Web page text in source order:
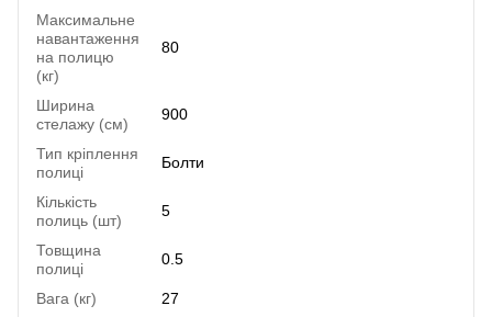
Максимальне
навантаження
на полицю
(кг)
80
Ширина
стелажу (см)
900
Тип кріплення
полиці
Болти
Кількість
полиць (шт)
5
Товщина
полиці
0.5
Вага (кг)
27